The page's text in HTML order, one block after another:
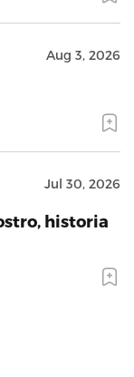
Aug 3, 2026
Jul 30, 2026
historia